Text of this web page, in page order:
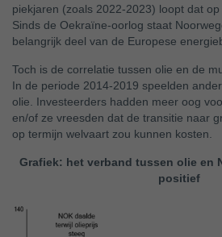
piekjaren (zoals 2022-2023) loopt dat op
Sinds de Oekraïne-oorlog staat
belangrijk deel van de Europese
Toch is de correlatie tussen olie en de
In de periode 2014-2019 speelden
olie. Investeerders hadden meer oog
en/of ze vreesden dat de transitie naar
op termijn welvaart zou kunnen kosten.
Grafiek: het verband tussen olie en
positief